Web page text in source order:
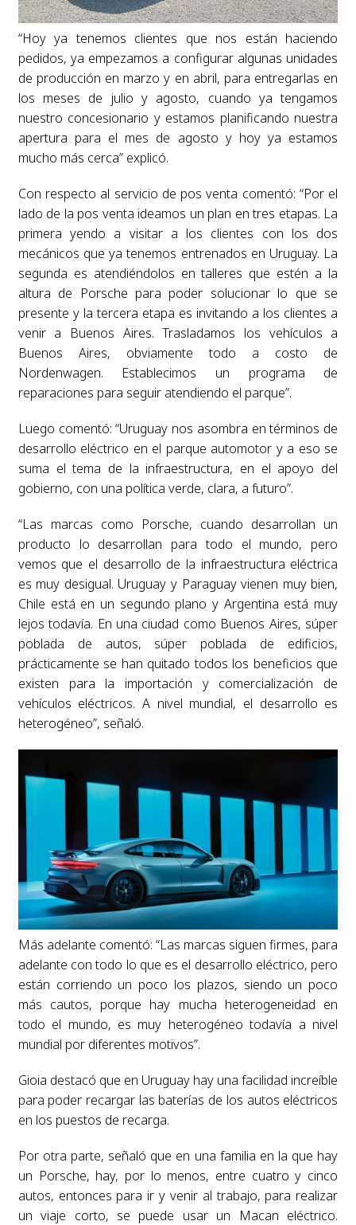
“Hoy ya tenemos clientes que nos están haciendo
pedidos, ya empezamos a configurar algunas unidades
de producción en marzo y en abril, para entregarlas en
los meses de julio y agosto, cuando ya tengamos
nuestro concesionario y estamos planificando nuestra
apertura para el mes de agosto y hoy ya estamos
mucho más cerca” explicó.
Con respecto al servicio de pos venta comentó: “Por el
lado de la pos venta ideamos un plan en tres etapas. La
primera yendo a visitar a los clientes con los dos
mecánicos que ya tenemos entrenados en Uruguay. La
segunda es atendiéndolos en talleres que estén a la
altura de Porsche para poder solucionar lo que se
presente y la tercera etapa es invitando a los clientes a
venir a Buenos Aires. Trasladamos los vehículos a
Buenos Aires, obviamente todo a costo de
Nordenwagen. Establecimos un programa de
reparaciones para seguir atendiendo el parque”.
Luego comentó: “Uruguay nos asombra en términos de
desarrollo eléctrico en el parque automotor y a eso se
suma el tema de la infraestructura, en el apoyo del
gobierno, con una política verde, clara, a futuro”.
“Las marcas como Porsche, cuando desarrollan un
producto lo desarrollan para todo el mundo, pero
vemos que el desarrollo de la infraestructura eléctrica
es muy desigual. Uruguay y Paraguay vienen muy bien,
Chile está en un segundo plano y Argentina está muy
lejos todavía. En una ciudad como Buenos Aires, súper
poblada de autos, súper poblada de edificios,
prácticamente se han quitado todos los beneficios que
existen para la importación y comercialización de
vehículos eléctricos. A nivel mundial, el desarrollo es
heterogéneo”, señaló.
Más adelante comentó: “Las marcas siguen firmes, para
adelante con todo lo que es el desarrollo eléctrico, pero
están corriendo un poco los plazos, siendo un poco
más cautos, porque hay mucha heterogeneidad en
todo el mundo, es muy heterogéneo todavía a nivel
mundial por diferentes motivos”.
Gioia destacó que en Uruguay hay una facilidad increíble
para poder recargar las baterías de los autos eléctricos
en los puestos de recarga.
Por otra parte, señaló que en una familia en la que hay
un Porsche, hay, por lo menos, entre cuatro y cinco
autos, entonces para ir y venir al trabajo, para realizar
un viaje corto, se puede usar un Macan eléctrico.